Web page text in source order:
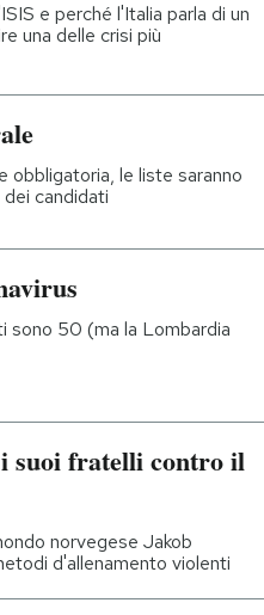
e perché l'Italia parla di un
una delle crisi più
obbligatoria, le liste saranno
candidati
sono 50 (ma la Lombardia
i suoi fratelli contro il
norvegese Jakob
d'allenamento violenti